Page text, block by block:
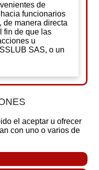
de
funcionarios
de manera directa
fin de que las
u
SAS, o un
el aceptar u ofrecer
con uno o varios de